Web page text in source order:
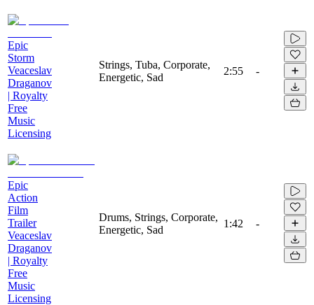
Epic
Storm
Veaceslav
Draganov
| Royalty
Free
Music
Licensing
Strings, Tuba, Corporate,
Energetic, Sad
2:55 -
Epic
Action
Film
Trailer
Veaceslav
Draganov
| Royalty
Free
Music
Licensing
Drums, Strings, Corporate,
Energetic, Sad
1:42 -